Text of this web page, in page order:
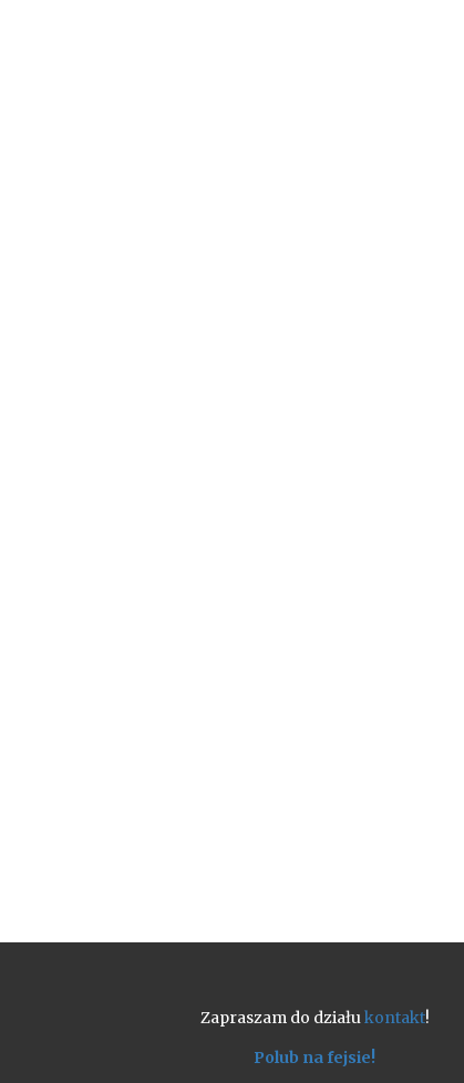
Zapraszam do działukontakt!
Polub na fejsie!